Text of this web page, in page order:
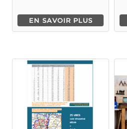
EN SAVOIR PLUS